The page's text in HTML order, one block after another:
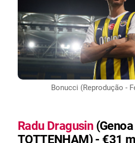
Bonucci (Reprodução -
Radu Dragusin
TOTTENHAM) - €31